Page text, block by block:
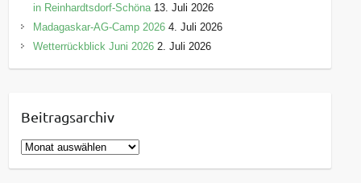
in Reinhardtsdorf-Schöna 13. Juli 2026
Madagaskar-AG-Camp 2026 4. Juli 2026
Wetterrückblick Juni 2026 2. Juli 2026
Beitragsarchiv
B
e